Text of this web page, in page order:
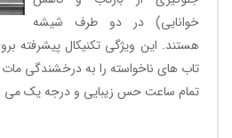
خوانایی) در دو طرف شیشه
هستند. این ویژگی تکنیکال پیشرفته
تاب های ناخواسته را به درخشندگی
تمام ساعت حس زیبایی و درجه یک